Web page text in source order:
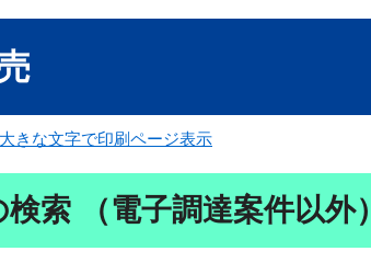
大きな文字で印刷ページ表示
索 （電子調達案件以外）